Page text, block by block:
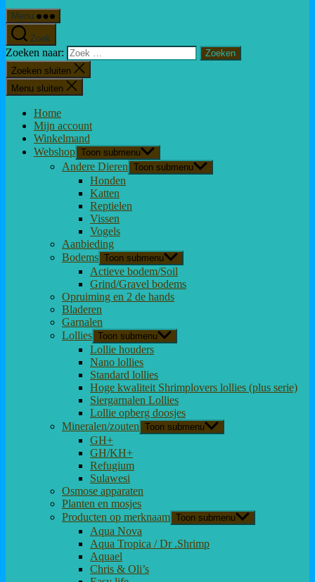
Menu
Zoek
Zoeken naar:
Zoeken sluiten
Menu sluiten
Home
Mijn account
Winkelmand
Webshop Toon submenu
Andere Dieren Toon submenu
Honden
Katten
Reptielen
Vissen
Vogels
Aanbieding
Bodems Toon submenu
Actieve bodem/Soil
Grind/Gravel bodems
Opruiming en 2 de hands
Bladeren
Garnalen
Lollies Toon submenu
Lollie houders
Nano lollies
Standard lollies
Hoge kwaliteit Shrimplovers lollies (plus serie)
Siergarnalen Lollies
Lollie opberg doosjes
Mineralen/zouten Toon submenu
GH+
GH/KH+
Refugium
Sulawesi
Osmose apparaten
Planten en mosjes
Producten op merknaam Toon submenu
Aqua Nova
Aqua Tropica / Dr .Shrimp
Aquael
Chris & Oli’s